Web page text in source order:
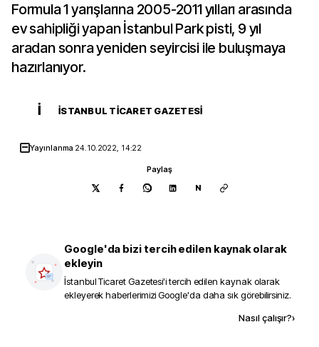
Formula 1 yarışlarına 2005-2011 yılları arasında
ev sahipliği yapan İstanbul Park pisti, 9 yıl
aradan sonra yeniden seyircisi ile buluşmaya
hazırlanıyor.
İ İSTANBUL TICARET GAZETESI
Yayınlanma 24.10.2022, 14:22
Paylaş
N
Google'da bizi tercih edilen kaynak olarak
ekleyin
İstanbul Ticaret Gazetesi'i tercih edilen kaynak olarak
ekleyerek haberlerimizi Google'da daha sık görebilirsiniz.
Nasıl çalışır?›